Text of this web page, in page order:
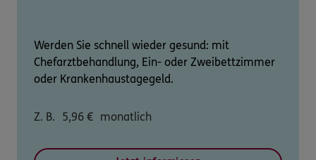
Werden Sie schnell wieder gesund: mit
Chefarztbehandlung, Ein- oder Zweibettzimmer
oder Krankenhaustagegeld.
Z. B. 5,96 € monatlich